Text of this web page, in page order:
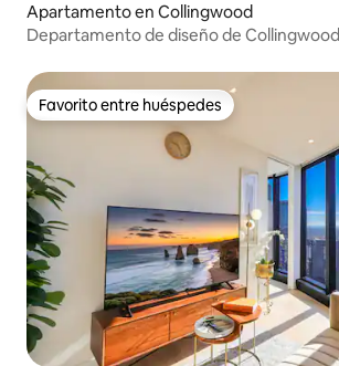
Apartamento en Collingwood
Departamento de diseño de Collingwood
Favorito entre huéspedes
Favorito entre huéspedes